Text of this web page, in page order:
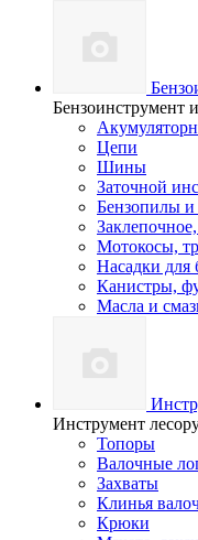
Бензоинструмент
Цепи
Шины
Заточной
Бензопилы и
Мотокосы,
Насадки для
Канистры,
Масла и
Инструмент
Топоры
Валочные
Захваты
Клинья
Крюки